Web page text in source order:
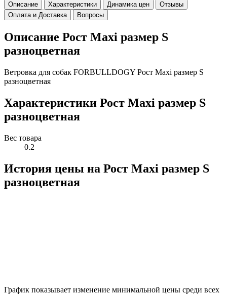
Описание
Характеристики Динамика цен
Отзывы
Оплата и Доставка
Вопросы
Описание Рост Maxi размер S
разноцветная
Ветровка для собак FORBULLDOGY Рост Maxi размер S
разноцветная
Характеристики Рост Maxi размер S
разноцветная
Вес товара
0.2
История цены на Рост Maxi размер S
разноцветная
График показывает изменение минимальной цены среди всех